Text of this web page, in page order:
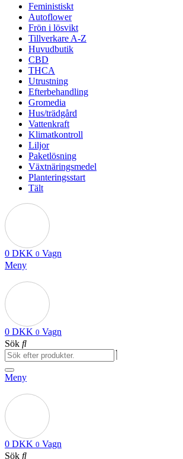
Feministiskt
Autoflower
Frön i lösvikt
Tillverkare A-Z
Huvudbutik
CBD
THCA
Utrustning
Efterbehandling
Gromedia
Hus/trädgård
Vattenkraft
Klimatkontroll
Liljor
Paketlösning
Växtnäringsmedel
Planteringsstart
Tält
0 DKK 0 Vagn
Meny
0 DKK 0 Vagn
Sök
Meny
0 DKK 0 Vagn
Sök